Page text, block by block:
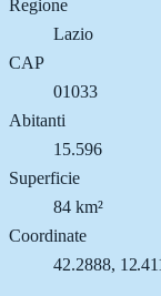
Regione
Lazio
CAP
01033
Abitanti
15.596
Superficie
84 km²
Coordinate
42.2888,